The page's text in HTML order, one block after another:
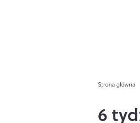
Strona główna
6